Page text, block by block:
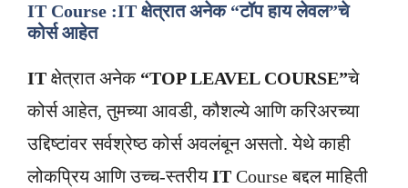
IT Course :IT क्षेत्रात अनेक “टॉप हाय लेवल”चे
कोर्स आहेत
IT क्षेत्रात अनेक “TOP LEAVEL COURSE”चे
कोर्स आहेत, तुमच्या आवडी, कौशल्ये आणि करिअरच्या
उद्दिष्टांवर सर्वश्रेष्ठ कोर्स अवलंबून असतो. येथे काही
लोकप्रिय आणि उच्च-स्तरीयIT Course बद्दल माहिती